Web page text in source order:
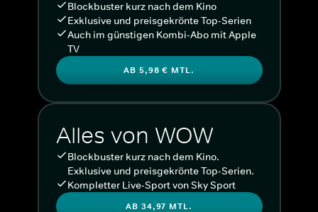
Blockbuster kurz nach dem Kino
Exklusive und preisgekrönte Top-Serien
Auch im günstigen Kombi-Abo mit Apple
TV
AB 5,98 € MTL.
Alles von WOW
Blockbuster kurz nach dem Kino.
Exklusive und preisgekrönte Top-Serien.
Kompletter Live-Sport von Sky Sport
AB 34,97 MTL.